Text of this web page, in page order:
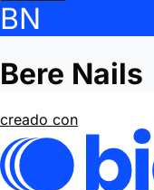
BN
Bere Nails
creado con